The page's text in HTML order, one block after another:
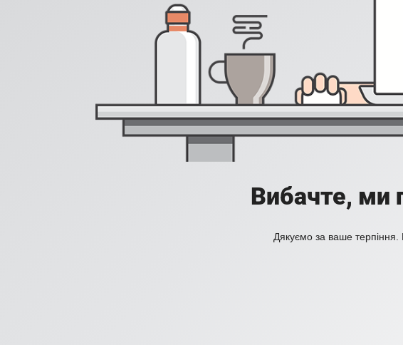
Вибачте, ми
Дякуємо за ваше терпіння.